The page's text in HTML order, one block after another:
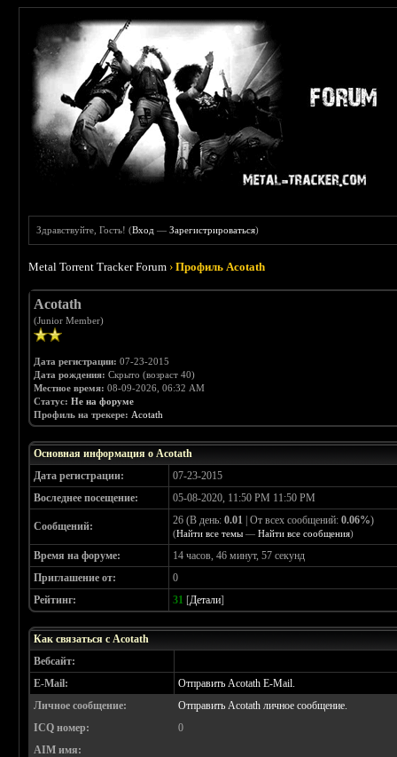
Здравствуйте, Гость! (Вход —Зарегистрироваться)
Metal Torrent Tracker Forum ›Профиль Acotath
Acotath
(Junior Member)
Дата регистрации: 07-23-2015
Дата рождения: Скрыто (возраст 40)
Местное время: 08-09-2026, 06:32 AM
Статус: Не на форуме
Профиль на трекере: Acotath
Основная информация о Acotath
Дата регистрации:
07-23-2015
Воследнее посещение:
05-08-2020, 11:50 PM 11:50 PM
Сообщений: 26 (В день:0.01 | От всех сообщений:0.06%)
(Найти все темы —Найти все сообщения)
Время на форуме:
14 часов, 46 минут, 57 секунд
Приглашение от:
0
Рейтинг:
31 [Детали]
Как связаться с Acotath
Вебсайт:
E-Mail:
Отправить Acotath E-Mail.
Личное сообщение:
Отправить Acotath личное сообщение.
ICQ номер:
0
AIM имя: